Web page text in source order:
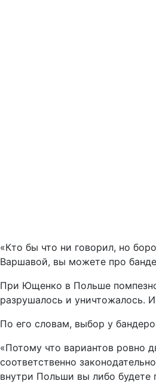
«Кто бы что ни говорил, но
Варшавой, вы можете про
При Ющенко в Польше
разрушалось и уничтожалось.
По его словам, выбор у
«Потому что вариантов ровно
соответственно
внутри Польши вы либо будете